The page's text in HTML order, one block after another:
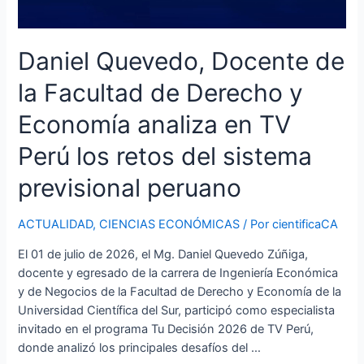
Daniel Quevedo, Docente de
la Facultad de Derecho y
Economía analiza en TV
Perú los retos del sistema
previsional peruano
ACTUALIDAD,CIENCIAS ECONÓMICAS / PorcientificaCA
El 01 de julio de 2026, el Mg. Daniel Quevedo Zúñiga,
docente y egresado de la carrera de Ingeniería Económica
y de Negocios de la Facultad de Derecho y Economía de la
Universidad Científica del Sur, participó como especialista
invitado en el programa Tu Decisión 2026 de TV Perú,
donde analizó los principales desafíos del …
sistema
peruano